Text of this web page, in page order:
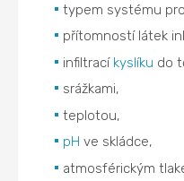
typem systému
přítomností látek
infiltrací kyslíku do
srážkami,
teplotou,
pH ve skládce,
atmosférickým